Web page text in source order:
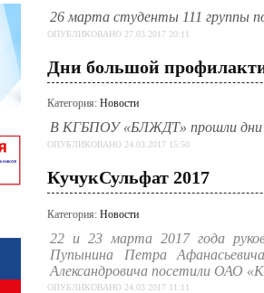
26 марта студенты 111 группы
ОПУБЛИКОВАНО 27.03.2017 20:11
Дни большой
Категория: Новости
В КГБПОУ «БЛЖДТ» прошли дни
ОПУБЛИКОВАНО 24.03.2017 15:50
КучукСульфат 2017
Категория: Новости
22 и 23 марта 2017 года
Пупынина Петра
Александровича посетили ОАО
ОПУБЛИКОВАНО 24.03.2017 11:11